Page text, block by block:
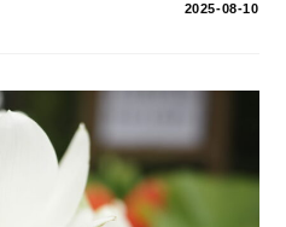
2025-08-10